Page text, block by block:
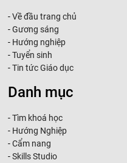
-Về đầu trang chủ
-Gương sáng
- Hướng nghiệp
-Tuyển sinh
-Tin tức Giáo dục
Danh mục
-Tìm khoá học
- Hướng Nghiệp
-Cẩm nang
-Skills Studio